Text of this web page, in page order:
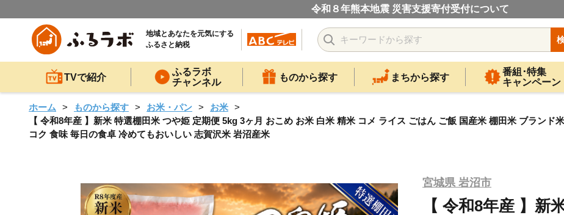
令和８年熊本地震 災害支援寄付受付について
地域とあなたを元気にする
ふるさと納税
TVで紹介
ふるラボ
チャンネル
ものから探す まちから探す
番組･特集
キャンペーン
ホーム ものから探す お米・パン
お米
【 令和8年産 】新米 特選棚田米 つや姫 定期便 5kg 3ヶ月 おこめ お米 白米 精米 コメ ライス ごはん ご飯 国産米 棚田米 ブラン
コク 食味 毎日の食卓 冷めてもおいしい 志賀沢米 岩沼産米
宮城県 岩沼市
【 令和8年産 】新